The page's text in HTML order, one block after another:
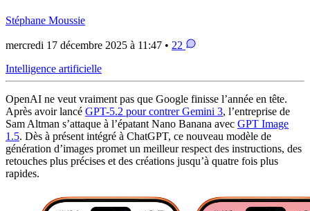
Stéphane Moussie
mercredi 17 décembre 2025 à 11:47 • 22
Intelligence artificielle
OpenAI ne veut vraiment pas que Google finisse l’année en tête.
Après avoir lancé GPT-5.2 pour contrer Gemini 3, l’entreprise de
Sam Altman s’attaque à l’épatant Nano Banana avec GPT Image
1.5. Dès à présent intégré à ChatGPT, ce nouveau modèle de
génération d’images promet un meilleur respect des instructions, des
retouches plus précises et des créations jusqu’à quatre fois plus
rapides.